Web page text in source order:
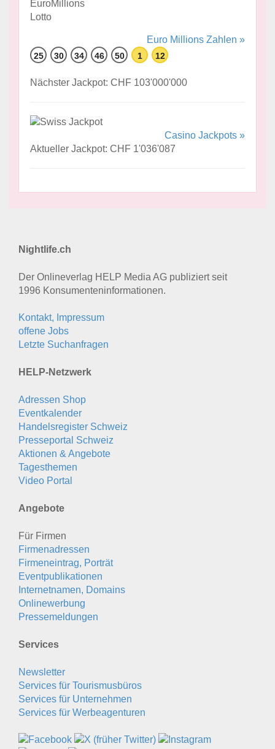
Euro Millions Zahlen »
25 30 34 46 50 1 12
Nächster Jackpot: CHF 103'000'000
Casino Jackpots »
Aktueller Jackpot: CHF 1'036'087
Nightlife.ch
Der Onlineverlag HELP Media AG publiziert seit
1996 Konsumenten­informationen.
Kontakt, Impressum
offene Jobs
Letzte Suchanfragen
HELP-Netzwerk
Adressen Shop
Eventkalender
Handelsregister Schweiz
Presseportal Schweiz
Aktionen & Angebote
Tagesthemen
Video Portal
Angebote
Für Firmen
Firmenadressen
Firmeneintrag, Porträt
Eventpublikationen
Internetnamen, Domains
Onlinewerbung
Pressemeldungen
Services
Newsletter
Services für Tourismusbüros
Services für Unternehmen
Services für Werbeagenturen